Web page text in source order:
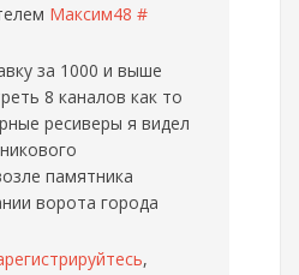
Максим48 #
за 1000 и выше
8 каналов как то
ресиверы я видел
памятника
ворота города
,